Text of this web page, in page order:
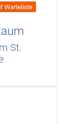
Warteliste
St.